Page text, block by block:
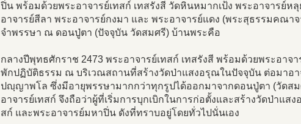
ปิ่น พร้อมด้วยพระอาจารย์เทสก์ เทสรังสี วัดหินหมากเป้ง พระอาจารย์ห
อาจารย์สีลา พระอาจารย์กงมา และ พระอาจารย์แดง (พระสุธรรมคณา
จำพรรษา ณ ดอนปู่ตา (ปัจจุบัน วัดสมศรี) บ้านพระคือ
กลางปีพุทธศักราช 2473 พระอาจารย์เทสก์ เทสรังสี พร้อมด้วยพระอาจ
พักปฏิบัติธรรม ณ บริเวณสถานที่สร้างวัดป่าแสงอรุณในปัจจุบัน ต่อมาอ
ปญฺญาพโล ซึ่งมีอายุพรรษามากกว่าทุกรูปได้ออกมาจากดอนปู่ตา (วัดส
อาจารย์เทสก์ จึงถือว่าผู้ที่เริ่มการบุกเบิกในการก่อตั้งและสร้างวัดป่าแส
สก์ และพระอาจารย์มหาปิ่น ดังที่ทราบอยู่โดยทั่วไปนั่นเอง